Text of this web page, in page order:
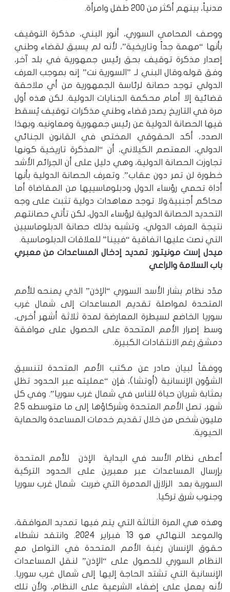
مدنياً، بينهم أكثر من 200 طفل وامرأة.
ووصف المحامي السوري، أنور البني، مذكرة التوقيف
بأنها “مهمة جداً وتاريخية”، لأنه لم يسبق لقضاء وطني
إصدار مذكرة توقيف بحق رئيس جمهورية في بلد آخر،
وفق قوله.وقال البني لـ ”السورية نت” إنه بموجب العرف
الدولي توجد حصانة لرئاسة الجمهورية من أي ملاحقة
قضائية إلا أمام محكمة الجنايات الدولية. لكن هذه أول
مرة في التاريخ يصدر قضاء وطني مذكرات توقيف يُسقط
فيها الحصانة الدولية عن رئيس جمهورية ومعاونيه. وبهذا
الصدد، أكد الحقوقي المختص في القانون الجنائي
الدولي، المعتصم الكيلاني، أن “المذكرة تاريخية كونها
تجاوزت الحصانة الدولية، وهي دليل على أن الجرائم الأشد
خطورة لن تمر دون عقاب”. وتعرف الحصانة الدولية بأنها
أداة تحمي رؤساء الدول ودبلوماسييها من المقاضاة أما
محاكم أجنبية.ولا توجد معاهدات دولية تثبت على وجه
التحديد الحصانة الدولية لرؤساء الدول، لكن تأتي حصانتهم
نتيجة العرف الدولي، وتشبه بذلك حصانة الدبلوماسيين
التي نصت عليها اتفاقية “فيينا” للعلاقات الدبلوماسية.
ميدل إست مونيتور: تمديد إدخال المساعدات من معبري
باب السلامة والراعي
مدّد نظام بشار الأسد السوري “الإذن” الذي يمنحه للأمم
المتحدة لمواصلة تقديم المساعدات إلى شمال غرب
سوريا الخاضع لسيطرة المعارضة لمدة ثلاثة أشهر أخرى،
وسط إصرار الأمم المتحدة على الحصول على موافقة
دمشق رغم الانتقادات الكبيرة.
ووفقاً لبيان صادر عن مكتب الأمم المتحدة لتنسيق
الشؤون الإنسانية (أوتشا)، فإن “عمليته عبر الحدود تظل
بمثابة شريان حياة للناس في شمال غرب سوريا”. وفي كل
شهر، تصل الأمم المتحدة وشركاؤها إلى ما متوسطه 2.5
مليون شخص من خلال تقديم خدمات المساعدة والحماية
الحيوية.
أعطى نظام الأسد في البداية الإذن للأمم المتحدة
بإرسال المساعدات عبر معبرين على الحدود التركية
السورية بعد الزلازل المدمرة التي ضربت شمال غرب سوريا
وجنوب شرق تركيا.
وهذه هي المرة الثالثة التي يتم فيها تمديد الموافقة،
والموعد النهائي هو 13 فبراير 2024. وانتقد نشطاء
حقوق الإنسان رغبة الأمم المتحدة في التواصل مع
النظام السوري للحصول على “الإذن” لنقل المساعدات
الإنسانية التي تشتد الحاجة إليها إلى شمال غرب سوريا.
لأنه يعمل على إضفاء الشرعية على النظام، ولأن تلك